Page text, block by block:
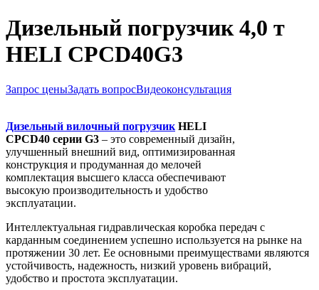
Дизельный погрузчик 4,0 т
HELI CPCD40G3
Запрос ценыЗадать вопросВидеоконсультация
Дизельный вилочный погрузчик HELI
CPCD40 серии G3 – это современный дизайн,
улучшенный внешний вид, оптимизированная
конструкция и продуманная до мелочей
комплектация высшего класса обеспечивают
высокую производительность и удобство
эксплуатации.
Интеллектуальная гидравлическая коробка передач с
карданным соединением успешно используется на рынке на
протяжении 30 лет. Ее основными преимуществами являются
устойчивость, надежность, низкий уровень вибраций,
удобство и простота эксплуатации.